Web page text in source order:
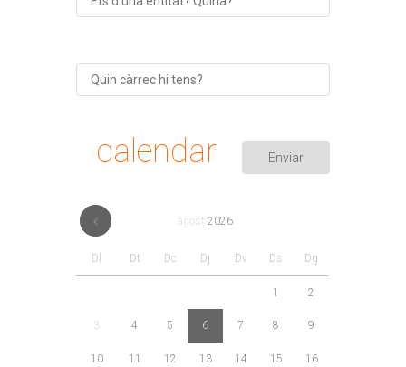
calendar
agost 2026
Dl Dt Dc Dj Dv Ds Dg
1 2
3 4 5 6 7 8 9
10 11 12 13 14 15 16